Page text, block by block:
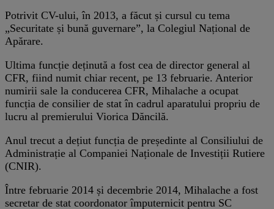
Potrivit CV-ului, în 2013, a făcut și cursul cu tema
„Securitate și bună guvernare”, la Colegiul Național de
Apărare.
Ultima funcție deținută a fost cea de director general al
CFR, fiind numit chiar recent, pe 13 februarie. Anterior
numirii sale la conducerea CFR, Mihalache a ocupat
funcția de consilier de stat în cadrul aparatului propriu de
lucru al premierului Viorica Dăncilă.
Anul trecut a dețiut funcția de președinte al Consiliului de
Administrație al Companiei Naționale de Investiții Rutiere
(CNIR).
Între februarie 2014 și decembrie 2014, Mihalache a fost
secretar de stat coordonator împuternicit pentru SC